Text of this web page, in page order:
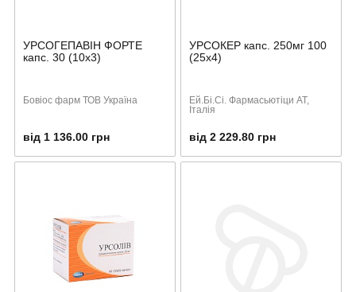
УРСОГЕПАВІН ФОРТЕ
капс. 30 (10х3)
Бовіос фарм ТОВ Україна
від 1 136.00 грн
УРСОКЕР капс. 250мг 100
(25х4)
Ей.Бі.Сі. Фармасьютіци АТ,
Італія
від 2 229.80 грн